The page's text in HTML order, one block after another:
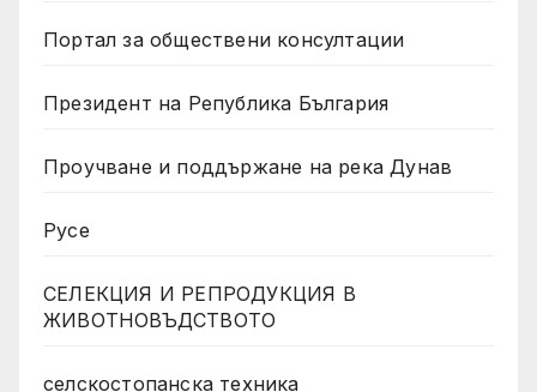
Портал за обществени консултации
Президент на Република България
Проучване и поддържане на река Дунав
Русе
СЕЛЕКЦИЯ И РЕПРОДУКЦИЯ В
ЖИВОТНОВЪДСТВОТО
селскостопанска техника